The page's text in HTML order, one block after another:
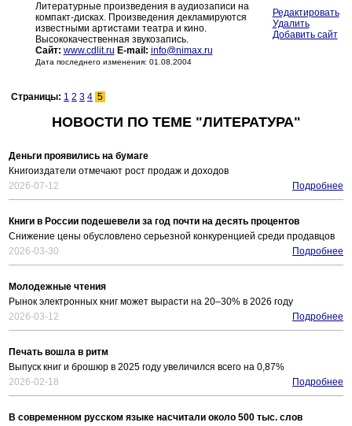
Литературные произведения в аудиозаписи на
компакт-дисках. Произведения декламируются
известными артистами театра и кино.
Высококачественная звукозапись.
Сайт: www.cdlit.ru E-mail: info@nimax.ru
Дата последнего изменения: 01.08.2004
Редактировать
Удалить
Добавить сайт
Страницы: 1 2 3 4 5
НОВОСТИ ПО ТЕМЕ "ЛИТЕРАТУРА"
Деньги проявились на бумаге
Книгоиздатели отмечают рост продаж и доходов
2026-07-12
Подробнее
Книги в России подешевели за год почти на десять процентов
Снижение цены обусловлено серьезной конкуренцией среди продавцов
2026-03-30
Подробнее
Молодежные чтения
Рынок электронных книг может вырасти на 20–30% в 2026 году
2026-03-12
Подробнее
Печать вошла в ритм
Выпуск книг и брошюр в 2025 году увеличился всего на 0,87%
2026-02-18
Подробнее
В современном русском языке насчитали около 500 тыс. слов